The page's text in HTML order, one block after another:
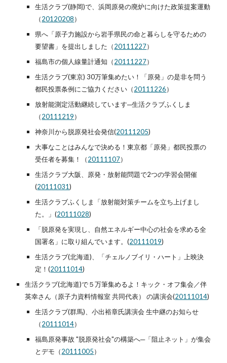
生活クラブ(静岡)で、浜岡原発の廃炉に向けた政策提案運動
（20120208）
県へ「原子力施設から岩手県民の命と暮らしを守るための
要望書」を提出しました（20111227）
福島市の個人線量計通知（20111227）
生活クラブ(東京) 30万筆集めたい！「原発」の是非を問う
都民投票条例にご協力ください（20111226）
放射能測定活動継続しています─生活クラブふくしま
（20111219）
神奈川から脱原発社会発信(20111205)
大事なことはみんなで決める！東京都「原発」都民投票の
受任者を募集！（20111107）
生活クラブ大阪、原発・放射能問題で2つの学習会開催
(20111031)
生活クラブふくしま「放射能対策チームを立ち上げまし
た。」(20111028)
「脱原発を実現し、自然エネルギー中心の社会を求める全
国署名」に取り組んでいます。(20111019)
生活クラブ(北海道)、「チェルノブイリ・ハート」上映決
定！(20111014)
生活クラブ(北海道)で５万筆集めるよ！キック・オフ集会／伴
英幸さん（原子力資料情報室 共同代表） の講演会(20111014)
生活クラブ(群馬)、小出裕章氏講演会 生中継のお知らせ
（20111014）
福島原発事故 "脱原発社会"の構築へ─「阻止ネット」が集会
とデモ（20111005）